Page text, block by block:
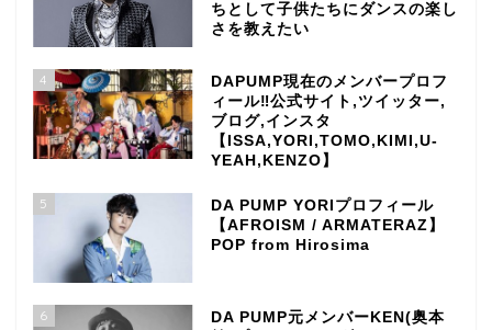
ちとして子供たちにダンスの楽し
さを教えたい
4
DAPUMP現在のメンバープロフ
ィール‼公式サイト,ツイッター,
ブログ,インスタ
【ISSA,YORI,TOMO,KIMI,U-
YEAH,KENZO】
5
DA PUMP YORIプロフィール
【AFROISM / ARMATERAZ】
POP from Hirosima
6
DA PUMP元メンバーKEN(奥本